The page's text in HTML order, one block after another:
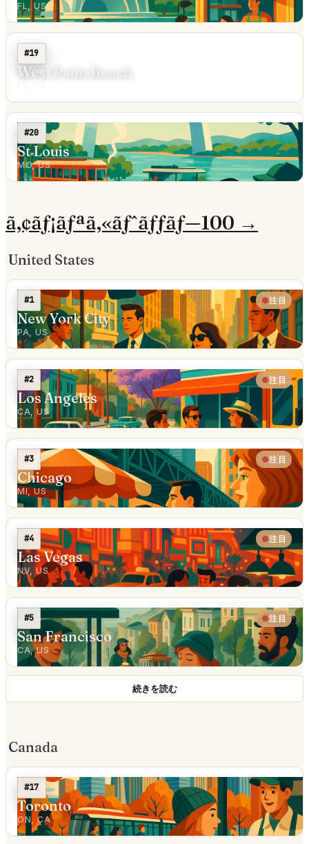
FL, US
#19
West Palm Beach
#20
St Louis
MO, US
ã‚¢ãƒ¡ãƒªã‚«ãƒˆãƒƒãƒ—100 →
United States
#1 注目
New York City
PA, US
#2 注目
Los Angeles
CA, US
#3 注目
Chicago
MI, US
#4 注目
Las Vegas
NV, US
#5 注目
San Francisco
CA, US
続きを読む
Canada
#17
Toronto
ON, CA